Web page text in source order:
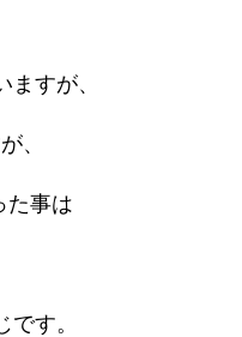
すが、
、
た事は
す。